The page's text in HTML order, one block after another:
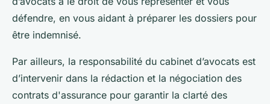
défendre, en vous aidant à préparer les dossiers pour
être indemnisé.
Par ailleurs, la responsabilité du cabinet d’avocats est
d’intervenir dans la rédaction et la négociation des
contrats d'assurance pour garantir la clarté des